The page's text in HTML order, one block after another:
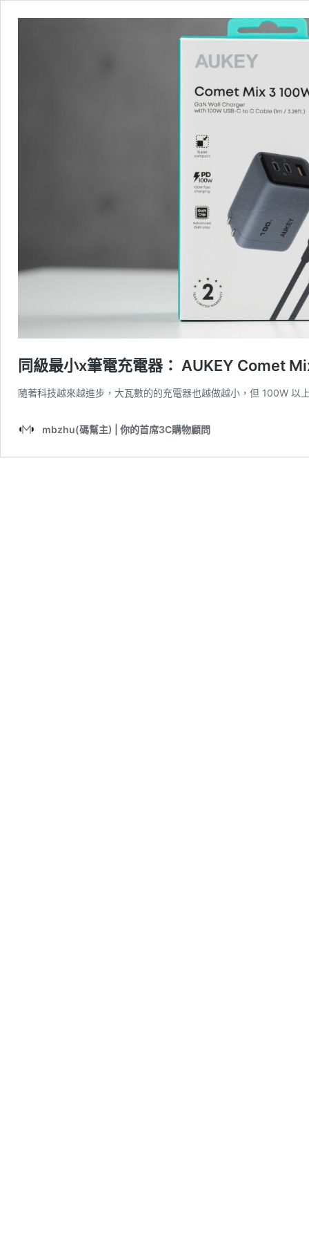
同級最小x筆電充電器： AUKEY Comet
隨著科技越來越進步，大瓦數的的充電器也越做越小，但 100W
mbzhu(碼幫主) | 你的首席3C購物顧問